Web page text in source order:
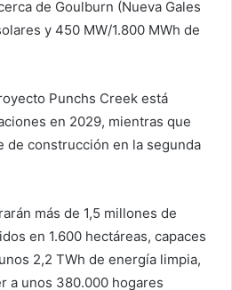
de Goulburn (Nueva Gales
y 450 MW/1.800 MWh de
Punchs Creek está
en 2029, mientras que
de construcción en la segunda
más de 1,5 millones de
en 1.600 hectáreas, capaces
2,2 TWh de energía limpia,
a unos 380.000 hogares